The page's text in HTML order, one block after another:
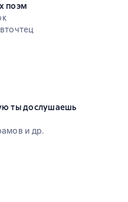
поэм
0 на основе 0 оценок
ты дослушаешь
и др.
4,9 на основе 74 оценок